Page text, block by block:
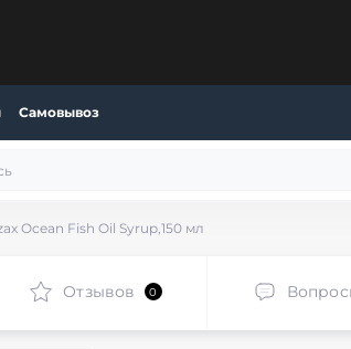
Самовывоз
Ocean Fish Oil Syrup,150 мл
Отзывов 0